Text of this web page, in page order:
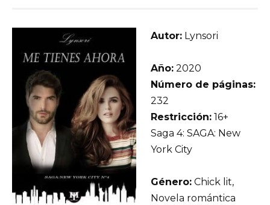
Autor: Lynsori
Año: 2020
Número de páginas:
232
Restricción: 16+
Saga 4: SAGA: New
York City
Género: Chick lit,
Novela romántica